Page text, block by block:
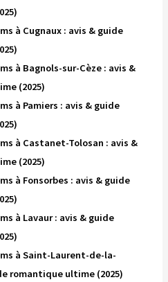
à Cugnaux : avis & guide
à Bagnols-sur-Cèze : avis &
(2025)
à Pamiers : avis & guide
à Castanet-Tolosan : avis &
(2025)
à Fonsorbes : avis & guide
à Lavaur : avis & guide
à Saint-Laurent-de-la-
romantique ultime (2025)